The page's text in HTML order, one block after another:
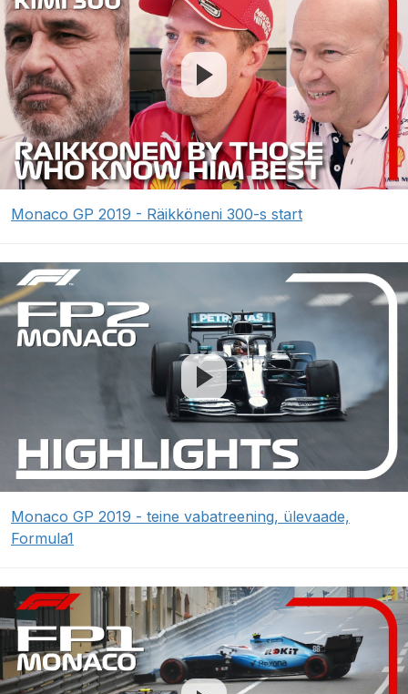
Monaco GP 2019 - Räikköneni 300-s start
Monaco GP 2019 - teine vabatreening, ülevaade,
Formula1